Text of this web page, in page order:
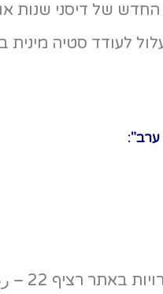
לעודד סטיה מינית
ערב":
22 – رصيف 22